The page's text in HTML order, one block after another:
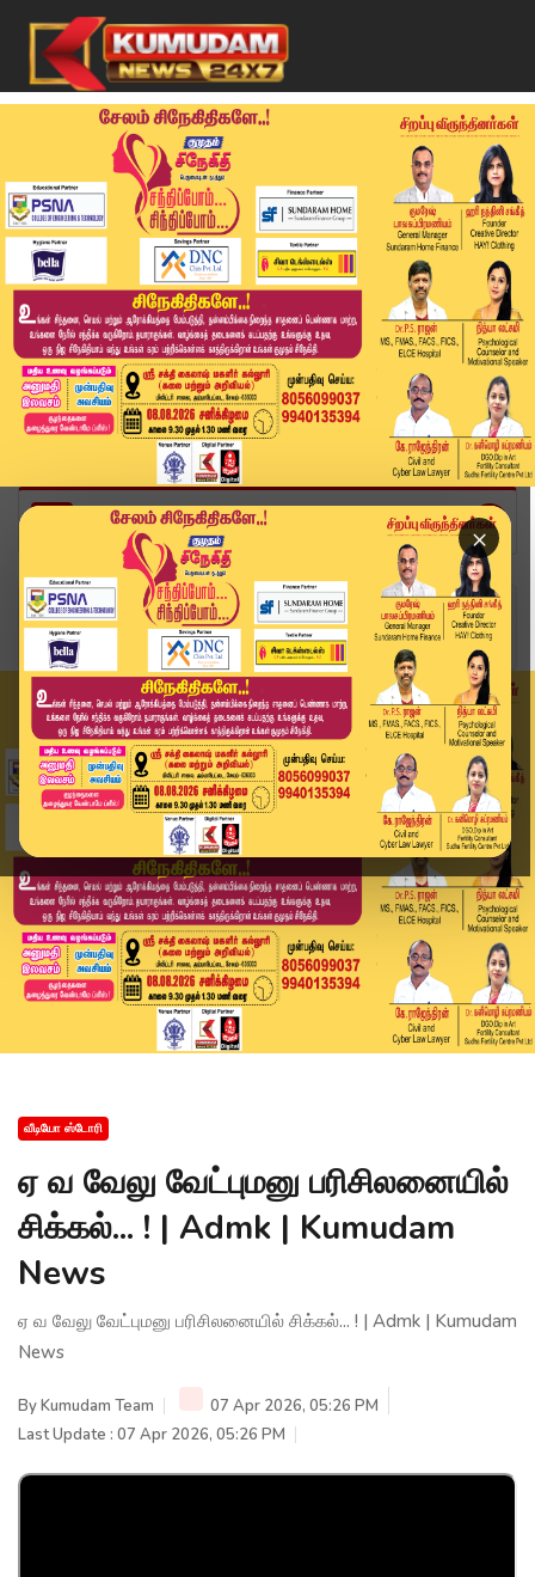
×
Home
வீடியோ ஸ்டோரி
ஏ வ வேலு வேட்புமனு பரிசிலனையில் சிக்கல்... ! | ...
வீடியோ ஸ்டோரி
ஏ வ வேலு வேட்புமனு பரிசிலனையில்
சிக்கல்... ! | Admk | Kumudam
News
ஏ வ வேலு வேட்புமனு பரிசிலனையில் சிக்கல்... ! | Admk | Kumudam
News
ByKumudam Team
07 Apr 2026, 05:26 PM
Last Update : 07 Apr 2026, 05:26 PM